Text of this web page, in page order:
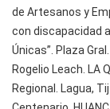
de Artesanos y
con discapacidad
Únicas”. Plaza
Rogelio Leach. LA
Regional. Lagua,